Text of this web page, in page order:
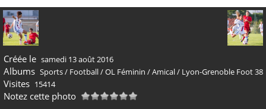
Créée le samedi 13 août 2016
Albums Sports/ Football/OL Féminin /Amical/ Lyon-Grenoble Foot 38
Visites 15414
Notez cette photo